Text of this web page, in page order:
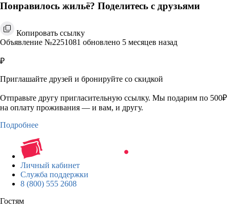
Понравилось жильё? Поделитесь с друзьями
Копировать ссылку
Объявление №2251081 обновлено 5 месяцев назад
₽
Приглашайте друзей и бронируйте со скидкой
Отправьте другу пригласительную ссылку. Мы подарим по 500₽
на оплату проживания — и вам, и другу.
Подробнее
Личный кабинет
Служба поддержки
8 (800) 555 2608
Гостям